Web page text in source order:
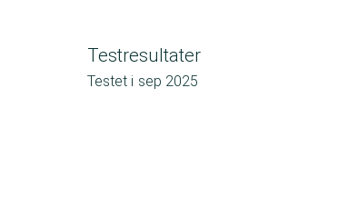
Testresultater
Testet i sep 2025